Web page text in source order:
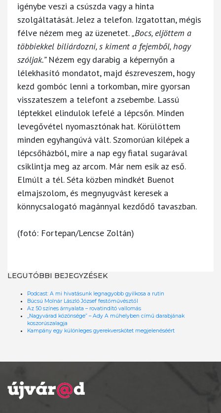
igénybe veszi a csúszda vagy a hinta
szolgáltatását. Jelez a telefon. Izgatottan, mégis
félve nézem meg az üzenetet.„Bocs, eljöttem a
többiekkel biliárdozni, s kiment a fejemből, hogy
szóljak.” Nézem egy darabig a képernyőn a
lélekhasító mondatot, majd észreveszem, hogy
kezd gombóc lenni a torkomban, mire gyorsan
visszateszem a telefont a zsebembe. Lassú
léptekkel elindulok lefelé a lépcsőn. Minden
levegővétel nyomasztónak hat. Körülöttem
minden egyhangúvá vált. Szomorúan kilépek a
lépcsőházból, mire a nap egy fiatal sugarával
csiklintja meg az arcom. Már nem esik az eső.
Elmúlt a tél. Séta közben mindkét Buenot
elmajszolom, és megnyugvást keresek a
könnycsalogató magánnyal kezdődő tavaszban.
(fotó: Fortepan/Lencse Zoltán)
LEGUTÓBBI BEJEGYZÉSEK
Podcast: A mi hivatásunk legnagyobb gyilkosa a rutin
Búcsú Molnár László József festőművésztől
Az 50 színes árnyalata – rovatindító vallomás
„Nagyvárad közönsége” – Ady A műhelyben című darabjának
koszorúszalagja
Kampány egy különleges gyerekverskötet megjelenéséért